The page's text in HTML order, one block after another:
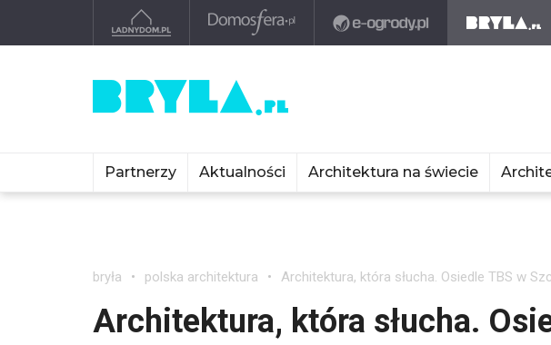
Partnerzy Aktualności Architektura na świecie
bryła polska architektura Architektura, która słucha. Osiedle TBS w
Architektura, która słucha.